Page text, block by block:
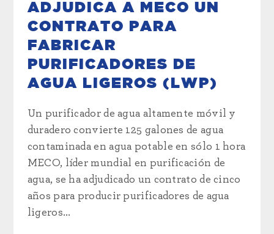
ADJUDICA A MECO UN
CONTRATO PARA
FABRICAR
PURIFICADORES DE
AGUA LIGEROS (LWP)
Un purificador de agua altamente móvil y
duradero convierte 125 galones de agua
contaminada en agua potable en sólo 1 hora
MECO, líder mundial en purificación de
agua, se ha adjudicado un contrato de cinco
años para producir purificadores de agua
ligeros...